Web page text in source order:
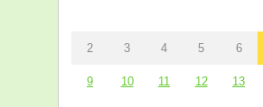
2 3 4 5 6
9 10 11 12 13